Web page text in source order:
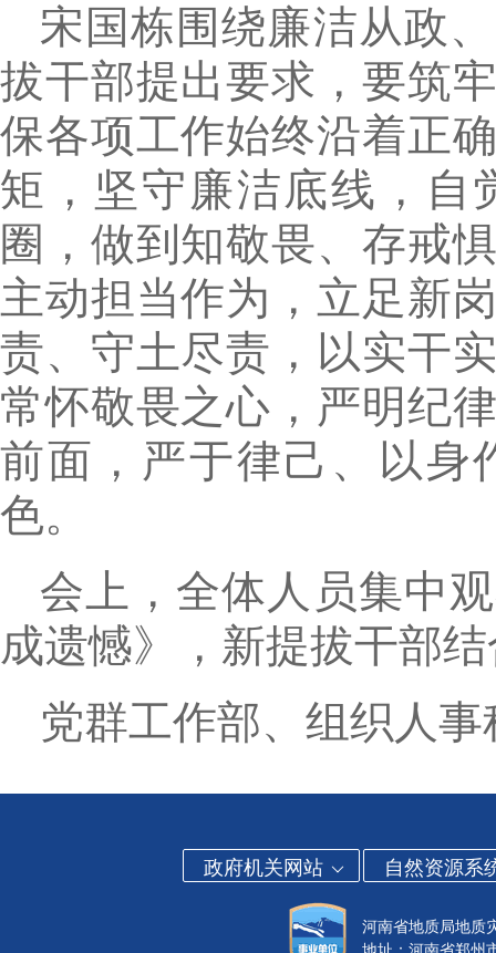
宋国栋围绕廉洁从政
拔干部提出要求，要筑
保各项工作始终沿着正
矩，坚守廉洁底线，自
圈，做到知敬畏、存戒
主动担当作为，立足新
责、守土尽责，以实干
常怀敬畏之心，严明纪
前面，严于律己、以身
色。
会上，全体人员集中
成遗憾》，新提拔干部
党群工作部、组织人
政府机关网站 自然资源系
河南省地质局地
地址：河南省郑州